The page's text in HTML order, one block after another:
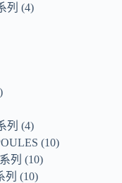
列
4
列
4
10
列
10
列
10